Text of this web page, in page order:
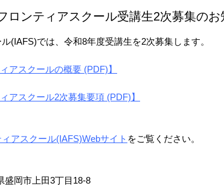
ロンティアスクール受講生2次募集のお
(IAFS)では、令和8年度受講生を2次募集します。
アスクールの概要 (PDF)】
アスクール2次募集要項 (PDF)】
アスクール(IAFS)Webサイト をご覧ください。
岡市上田3丁目18-8